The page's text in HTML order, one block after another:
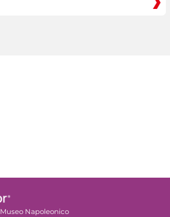
Museo Napoleonico